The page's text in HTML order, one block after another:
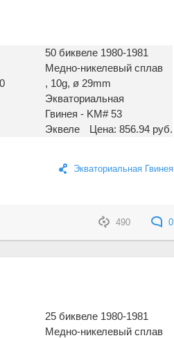
50 биквеле 1980-1981
Медно-никелевый сплав
, 10g, ø 29mm
Экваториальная
Гвинея - KM# 53
Эквеле
Цена: 856.94 руб.
Экваториальная Гвинея
490 0
25 биквеле 1980-1981
Медно-никелевый сплав